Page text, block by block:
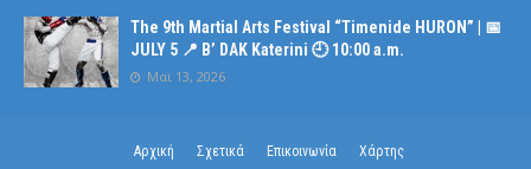
The 9th Martial Arts Festival “Timenide HURON” | 📅
JULY 5 📍 B’ DAK Katerini 🕘 10:00 a.m.
Μαϊ 13, 2026
Αρχική Σχετικά Επικοινωνία Χάρτης